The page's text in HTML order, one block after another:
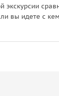
больше о
экскурсии
вы идете с